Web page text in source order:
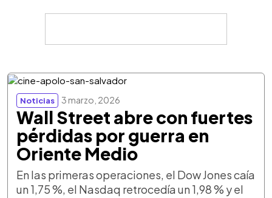
Noticias 3 marzo, 2026
Wall Street abre con fuertes
pérdidas por guerra en
Oriente Medio
En las primeras operaciones, el Dow Jones caía
un 1,75 %, el Nasdaq retrocedía un 1,98 % y el